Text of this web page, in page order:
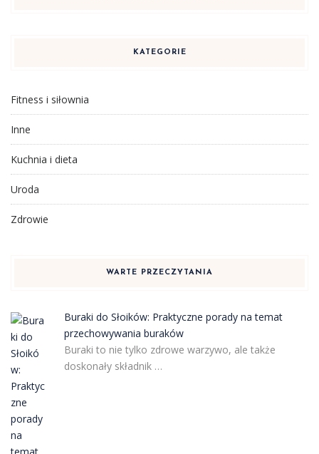
KATEGORIE
Fitness i siłownia
Inne
Kuchnia i dieta
Uroda
Zdrowie
WARTE PRZECZYTANIA
Buraki do Słoików: Praktyczne porady na temat
przechowywania buraków
Buraki to nie tylko zdrowe warzywo, ale także
doskonały składnik …